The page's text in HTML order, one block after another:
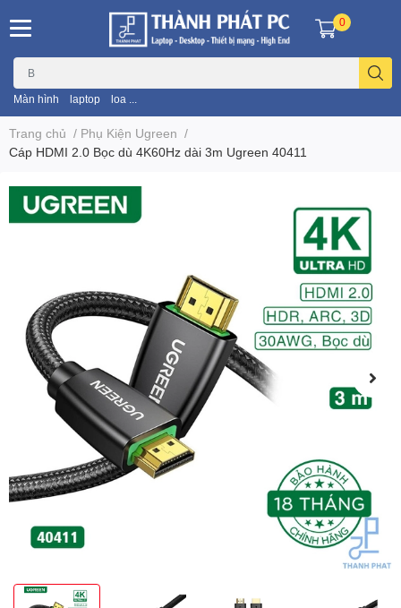
Màn hình laptop loa ...
0
Trang chủ / Phụ Kiện Ugreen /
Cáp HDMI 2.0 Bọc dù 4K60Hz dài 3m Ugreen 40411